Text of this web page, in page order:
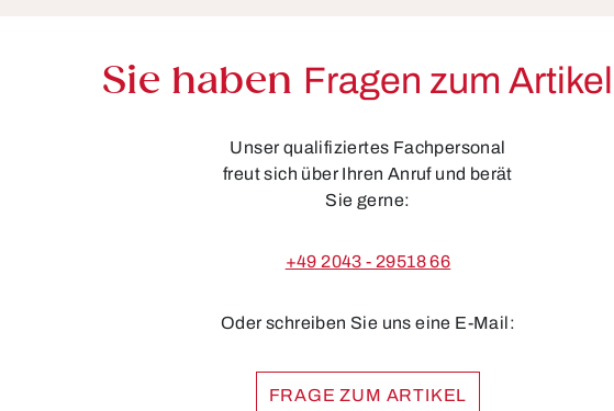
Sie haben Fragen zum
Unser qualifiziertes Fachpersonal
freut sich über Ihren Anruf und berät
Sie gerne:
+49 2043 - 29518 66
Oder schreiben Sie uns eine E-Mail:
FRAGE ZUM ARTIKEL